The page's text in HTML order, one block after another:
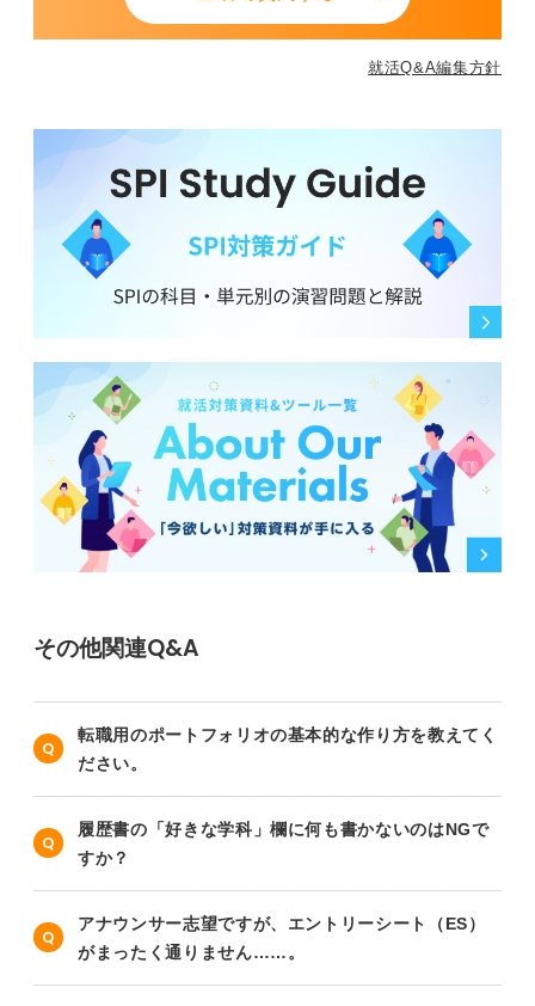
就活Q&A編集方針
その他関連Q&A
転職用のポートフォリオの基本的な作り方を教えてく
ださい。
履歴書の「好きな学科」欄に何も書かないのはNGで
すか？
アナウンサー志望ですが、エントリーシート（ES）
がまったく通りません……。